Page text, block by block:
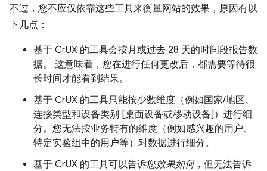
不过，您不应仅依靠这些工具来衡量网站的效果，原因有以
下几点：
基于 CrUX 的工具会按月或过去 28 天的时间段报告数
据。 这意味着，您在进行任何更改后，都需要等待很
长时间才能看到结果。
基于 CrUX 的工具只能按少数维度（例如国家/地区、
连接类型和设备类别 [桌面设备或移动设备]）进行细
分。您无法按业务特有的维度（例如感兴趣的用户、
特定实验组中的用户等）对数据进行细分。
基于 CrUX 的工具可以告诉您效果如何，但无法告诉